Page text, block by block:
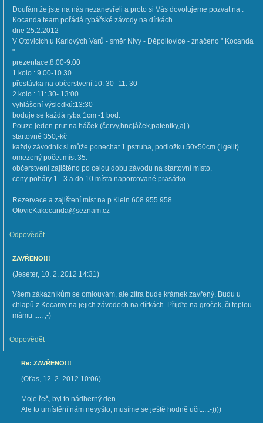
Doufám že jste na nás nezanevřeli a proto si Vás dovolujeme pozvat na :
Kocanda team pořádá rybářské závody na dírkách.
dne 25.2.2012
V Otovicích u Karlových Varů - směr Nivy - Děpoltovice - značeno " Kocanda
"
prezentace:8:00-9:00
1 kolo : 9 00-10 30
přestávka na občerstvení:10: 30 -11: 30
2.kolo : 11: 30- 13:00
vyhlášení výsledků:13:30
boduje se každá ryba 1cm -1 bod.
Pouze jeden prut na háček (červy,hnojáček,patentky,aj.).
startovné 350,-kč
každý závodník si může ponechat 1 pstruha, podložku 50x50cm ( igelit)
omezený počet míst 35.
občerstvení zajištěno po celou dobu závodu na startovní místo.
ceny poháry 1 - 3 a do 10 místa naporcované prasátko.
Rezervace a zajištení míst na p.Klein 608 955 958
OtovicKakocanda@seznam.cz
Odpovědět
ZAVŘENO!!!
(Jeseter, 10. 2. 2012 14:31)
Všem zákazníkům se omlouvám, ale zítra bude krámek zavřený. Budu u
chlapů z Kocamy na jejich závodech na dírkách. Přijďte na groček, či teplou
mámu ..... ;-)
Odpovědět
Re: ZAVŘENO!!!
(Oťas, 12. 2. 2012 10:06)
Moje řeč, byl to nádherný den.
Ale to umístění nám nevyšlo, musíme se ještě hodně učit....:-))))